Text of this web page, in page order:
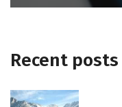
Recent posts